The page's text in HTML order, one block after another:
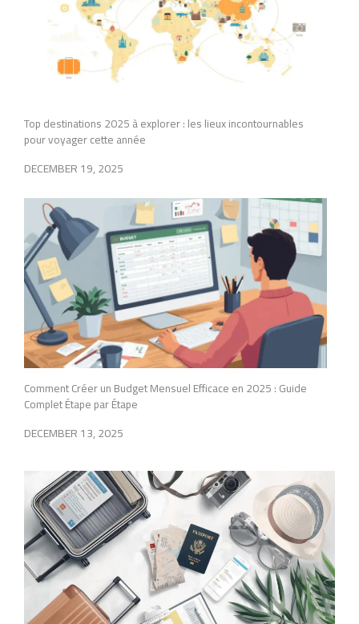
Top destinations 2025 à explorer : les lieux incontournables
pour voyager cette année
DECEMBER 19, 2025
Comment Créer un Budget Mensuel Efficace en 2025 : Guide
Complet Étape par Étape
DECEMBER 13, 2025